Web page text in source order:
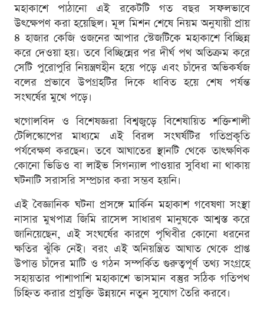
মহাকাশে পাঠানো এই রকেটটি গত বছর সফলভাবে
উৎক্ষেপণ করা হয়েছিল। মূল মিশন শেষে নিয়ম অনুযায়ী প্রায়
৪ হাজার কেজি ওজনের আপার স্টেজটিকে মহাকাশে বিচ্ছিন্ন
করে দেওয়া হয়। তবে বিচ্ছিন্নের পর দীর্ঘ পথ অতিক্রম করে
সেটি পুরোপুরি নিয়ন্ত্রণহীন হয়ে পড়ে এবং চাঁদের অভিকর্ষজ
বলের প্রভাবে উপগ্রহটির দিকে ধাবিত হয়ে শেষ পর্যন্ত
সংঘর্ষের মুখে পড়ে।
খগোলবিদ ও বিশেষজ্ঞরা বিশ্বজুড়ে বিশেষায়িত শক্তিশালী
টেলিস্কোপের মাধ্যমে এই বিরল সংঘর্ষটির গতিপ্রকৃতি
পর্যবেক্ষণ করছেন। তবে আঘাতের স্থানটি থেকে তাত্ক্ষণিক
কোনো ভিডিও বা লাইভ সিগন্যাল পাওয়ার সুবিধা না থাকায়
ঘটনাটি সরাসরি সম্প্রচার করা সম্ভব হয়নি।
এই বৈজ্ঞানিক ঘটনা প্রসঙ্গে মার্কিন মহাকাশ গবেষণা সংস্থা
নাসার মুখপাত্র জিমি রাসেল সাধারণ মানুষকে আশ্বস্ত করে
জানিয়েছেন, এই সংঘর্ষের কারণে পৃথিবীর কোনো ধরনের
ক্ষতির ঝুঁকি নেই। বরং এই অনিয়ন্ত্রিত আঘাত থেকে প্রাপ্ত
উপাত্ত চাঁদের মাটি ও গঠন সম্পর্কিত গুরুত্বপূর্ণ তথ্য সংগ্রহে
সহায়তার পাশাপাশি মহাকাশে ভাসমান বস্তুর সঠিক গতিপথ
চিহ্নিত করার প্রযুক্তি উন্নয়নে নতুন সুযোগ তৈরি করবে।